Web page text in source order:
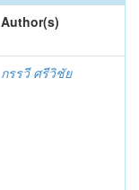
Author(s)
กรรวี ศรีวิชัย